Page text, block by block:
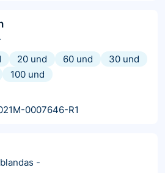
20 und 60 und
30 und
100 und
0007646-R1
-